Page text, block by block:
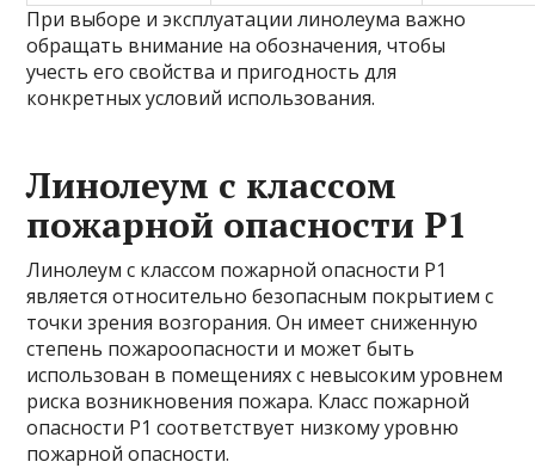
При выборе и эксплуатации линолеума важно
обращать внимание на обозначения, чтобы
учесть его свойства и пригодность для
конкретных условий использования.
Линолеум с классом
пожарной опасности Р1
Линолеум с классом пожарной опасности Р1
является относительно безопасным покрытием с
точки зрения возгорания. Он имеет сниженную
степень пожароопасности и может быть
использован в помещениях с невысоким уровнем
риска возникновения пожара. Класс пожарной
опасности Р1 соответствует низкому уровню
пожарной опасности.